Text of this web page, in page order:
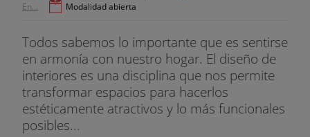
En...
Modalidad abierta
Todos sabemos lo importante que es sentirse
en armonía con nuestro hogar. El diseño de
interiores es una disciplina que nos permite
transformar espacios para hacerlos
estéticamente atractivos y lo más funcionales
posibles...